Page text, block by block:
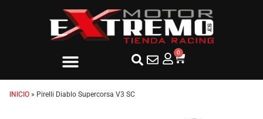
0
INICIO » Pirelli Diablo Supercorsa V3 SC